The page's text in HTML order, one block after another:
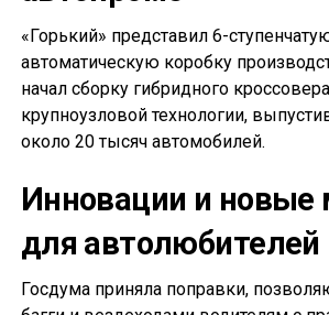
«Горький» представил 6-
автоматическую коробку
начал сборку гибридного
крупноузловой технологии,
около 20 тысяч автомобилей.
Инновации и новые
для автолюбителей
Госдума приняла поправки,